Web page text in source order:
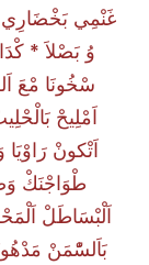
غَنْمِي بَخْضَارِي
وُ بَصْلاَ *
سْخُونَا مْعَ
اَمْلِيحْ
اَتْكونْ
طْوَاجْنَكْ
اَلْبْسَاطَلْ
بَاَلسّْمَنْ